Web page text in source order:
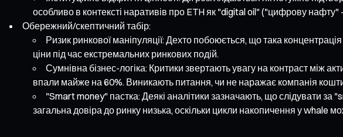
особливо в контексті наративів про ETH як "digital oil" ("цифрову
Обережний/скептичний табір:
Ризик ринкової маніпуляції: Дехто побоюється, що така
ціни під час екстремальних ринкових подій.
Сумнівна бізнес-логіка: Критики звертають увагу на контраст між
впали майже на 60%. Виникають питання, чи не наражає компанія
"Smart money" пастка: Деякі аналітики зазначають, що слідувати
загальна довіра до ринку низька, оскільки цикли накопичення у whale